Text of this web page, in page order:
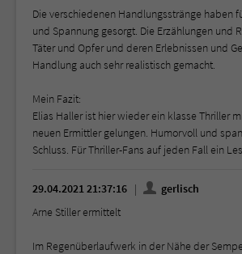
Die verschiedenen Handlungsstränge haben
und Spannung gesorgt. Die Erzählungen und
Täter und Opfer und deren Erlebnissen und
Handlung auch sehr realistisch gemacht.
Mein Fazit:
Elias Haller ist hier wieder ein klasse Thriller
neuen Ermittler gelungen. Humorvoll und
Schluss. Für Thriller-Fans auf jeden Fall ein
29.04.2021 21:37:16
gerlisch
Arne Stiller ermittelt
Im Regenüberlaufwerk in der Nähe der